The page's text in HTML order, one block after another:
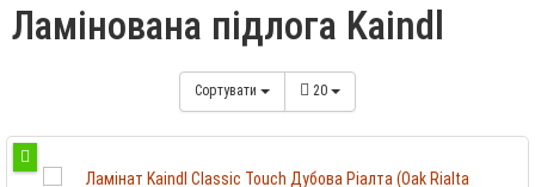
Ламінована підлога Kaindl
Сортувати 20